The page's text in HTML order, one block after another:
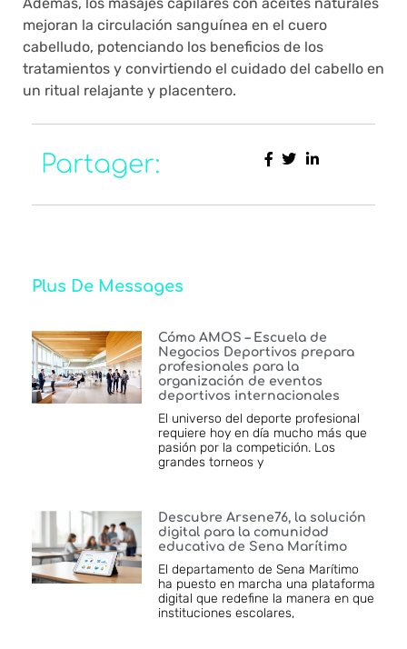
mejoran la circulación sanguínea en el cuero
cabelludo, potenciando los beneficios de los
tratamientos y convirtiendo el cuidado del cabello en
un ritual relajante y placentero.
Partager:
Plus De Messages
Cómo AMOS – Escuela de
Negocios Deportivos prepara
profesionales para la
organización de eventos
deportivos internacionales
El universo del deporte profesional
requiere hoy en día mucho más que
pasión por la competición. Los
grandes torneos y
Descubre Arsene76, la solución
digital para la comunidad
educativa de Sena Marítimo
El departamento de Sena Marítimo
ha puesto en marcha una plataforma
digital que redefine la manera en que
instituciones escolares,